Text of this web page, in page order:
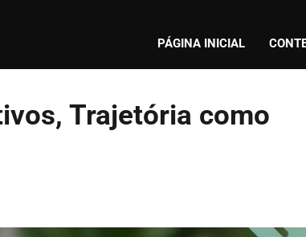
PÁGINA INICIAL
Trajetória como